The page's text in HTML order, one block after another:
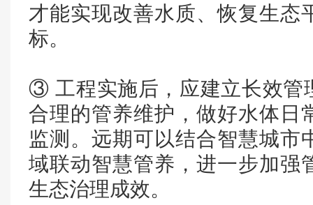
才能实现改善水质、恢复生态
标。
③ 工程实施后，应建立长效管
合理的管养维护，做好水体日
监测。远期可以结合智慧城市
域联动智慧管养，进一步加强
生态治理成效。